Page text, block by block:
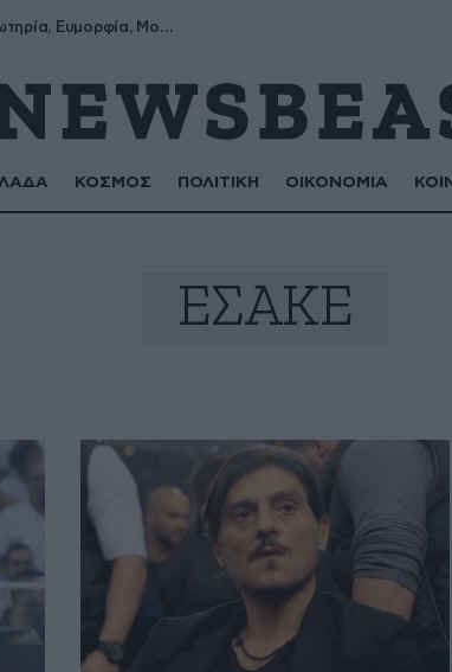
Σωτήρης, Σωτηρία, Ευμορφία, Μορφούλα
ΚΟΣΜΟΣ ΠΟΛΙΤΙΚΗ ΟΙΚΟΝΟΜΙΑ
ΕΣΑΚΕ